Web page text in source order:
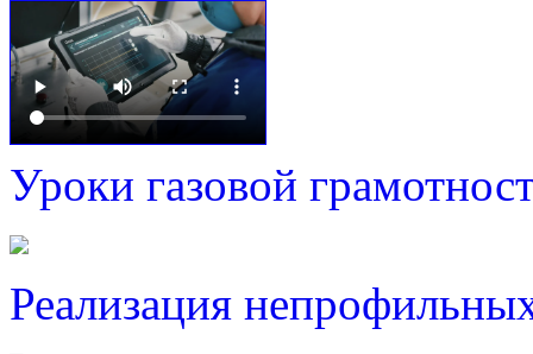
Уроки газовой
Реализация